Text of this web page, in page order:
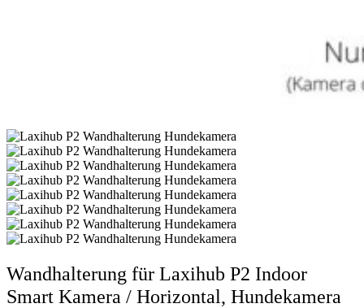
Wandhalterung für Laxihub P2 Indoor
Smart Kamera / Horizontal, Hundekamera